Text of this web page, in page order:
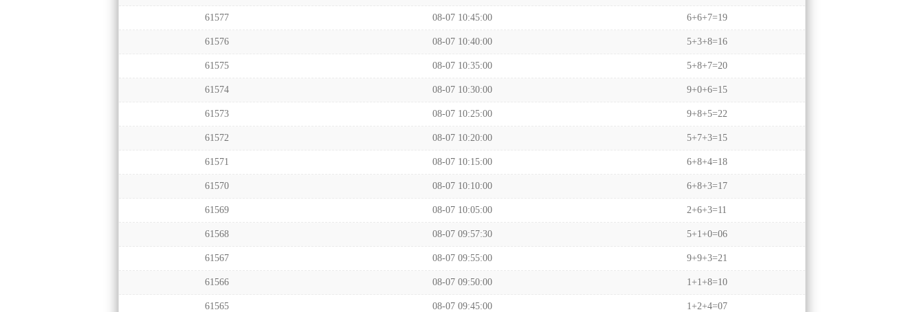
61577 08-07 10:45:00 6+6+7=19
61576 08-07 10:40:00 5+3+8=16
61575 08-07 10:35:00 5+8+7=20
61574 08-07 10:30:00 9+0+6=15
61573 08-07 10:25:00 9+8+5=22
61572 08-07 10:20:00 5+7+3=15
61571 08-07 10:15:00 6+8+4=18
61570 08-07 10:10:00 6+8+3=17
61569 08-07 10:05:00 2+6+3=11
61568 08-07 09:57:30 5+1+0=06
61567 08-07 09:55:00 9+9+3=21
61566 08-07 09:50:00 1+1+8=10
61565 08-07 09:45:00 1+2+4=07